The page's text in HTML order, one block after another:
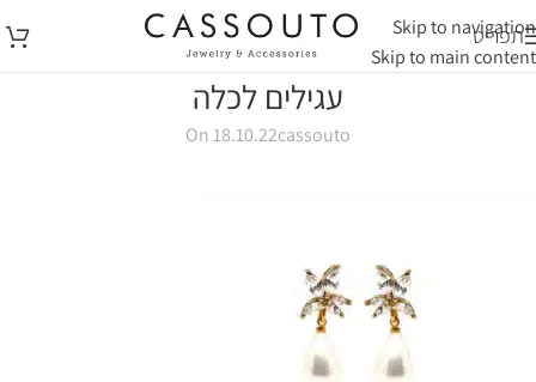
Skip to navigation
Skip to main content
תפריט
עגילים לכלה
cassouto
On 18.10.22